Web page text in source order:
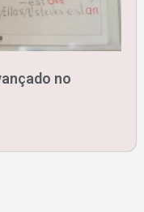
no